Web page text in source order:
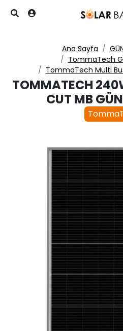
Ana Sayfa
TommaTech
TommaTech Multi
TOMMATECH
CUT MB